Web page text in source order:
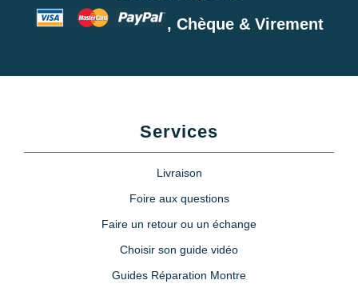
, Chèque & Virement
Services
Livraison
Foire aux questions
Faire un retour ou un échange
Choisir son guide vidéo
Guides Réparation Montre